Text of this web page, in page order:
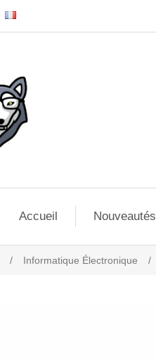
Accueil Nouveautés
/ Informatique Électronique /